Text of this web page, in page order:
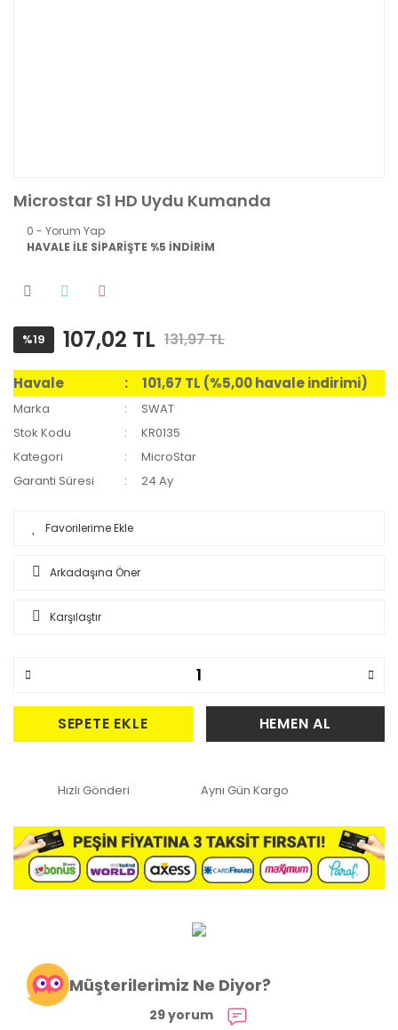
Microstar S1 HD Uydu Kumanda
0 - Yorum Yap
HAVALE İLE SİPARİŞTE %5 İNDİRİM
%19 107,02 TL 131,97 TL
Havale 101,67 TL (%5,00 havale indirimi)
Marka
SWAT
Stok Kodu
KR0135
Kategori
MicroStar
Garanti Süresi
24 Ay
Arkadaşına Öner
Karşılaştır
SEPETE EKLE HEMEN AL
Hızlı Gönderi Aynı Gün Kargo
Müşterilerimiz Ne Diyor?
29 yorum